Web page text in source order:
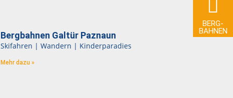
Bergbahnen Galtür Paznaun
Skifahren | Wandern | Kinderparadies
Mehr dazu »
BERG­
BAHNEN